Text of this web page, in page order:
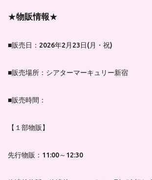
★物販情報★
■販売日：2026年2月23日(月・祝)
■販売場所：シアターマーキュリー新宿
■販売時間：
【１部物販】
先行物販：11:00～12:30